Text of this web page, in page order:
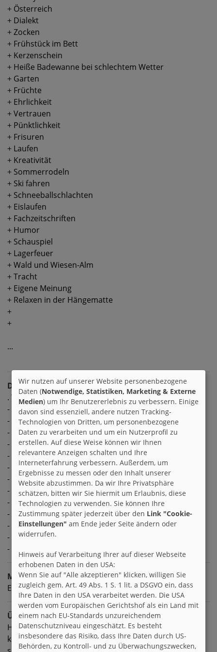
+ Österreich
+ Dialekt
+ Zocken
+ Frühstück im Bett
+ Kerzenschein
+ Heiße Badewanne bei schlechtem Wetter
+ Garten
+ Früchte
+ Ehrlichkeit
+ Vertrauen
+ Pünktlichkeit
+ Frisuren
+ Laufen
+ Kreativität
+ Sommerrodeln
+ Ski fahren
+ Schneeballschlachten
+ Eislaufen
+ Fachzeitschriften
+ Humor
+ Schauspiel
+ Lagerfeuer
+ Wald und Wiesen-Alm
+ Tracht
+ Eigene Meinung
+ Relaxen in der Hängematte
+
+
...
Dislikes
. Wenn Briefe nicht beantwortet werden
- Zeitmangel
- Rauchen
- Mücken
- Ignoranz
- Arroganz, Intoleranz
- Menschenmassen
- Verschwendung
- Tierquäler
- Umweltverschmutzer
- Schlechtes Benehmen
- Unfreundlichkeit
- nicht erholsamer Schlaf
- Staus
Meine Ziele
Ein paar ehrliche Brieffreundschaften aufbauen.
Über mich
Hier lassen viele das Feld einfach unausgefüllt. Klar
könnte man das auch in Briefen erfahren, ich selber
Wir nutzen auf unserer Website personenbezogene
Daten (Notwendige, Statistiken, Marketing & Externe
Medien) um Ihr Benutzererlebnis zu verbessern. Einige
davon sind essenziell, andere nutzen Tracking-
Technologien von Dritten, um personenbezogene
Daten zu verarbeiten und um ein Nutzerprofil zu
erstellen. Auf diese Weise können wir Ihnen
relevantere Anzeigen schalten und Ihre
Interneterfahrung verbessern. Außerdem, um
Ergebnisse zu messen oder den Inhalt unserer
Website abzustimmen. Da wir Ihre Privatsphäre
schätzen, bitten wir Sie hiermit um Erlaubnis, diese
Technologien zu verwenden. Sie können Ihre
Zustimmung später jederzeit über den Link "Cookie-
Einstellungen" am Ende jeder Seite ändern oder
widerrufen.
Hinweis auf Verarbeitung Ihrer auf dieser Webseite
erhobenen Daten in den USA:
Wenn Sie auf "Alle akzeptieren" klicken, willigen Sie
zugleich gem. Art. 49 Abs. 1 S. 1 lit. a DSGVO ein, dass
Ihre Daten in den USA verarbeitet werden. Die USA
werden vom Europäischen Gerichtshof als ein Land mit
einem nach EU-Standards unzureichendem
Datenschutzniveau eingeschätzt. Es besteht
insbesondere das Risiko, dass Ihre Daten durch US-
Behörden, zu Kontroll- und zu Überwachungszwecken,